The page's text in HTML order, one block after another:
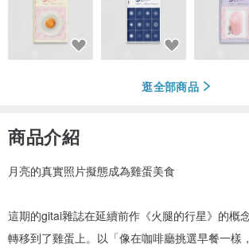
逛全部商品
商品介紹
月亮的真實照片擬態成為雞蛋美食
這期的gitai雜誌在延續前作《火腿的行星》的概
轉移到了雞蛋上。以「像在咖啡廳挑選早餐一樣